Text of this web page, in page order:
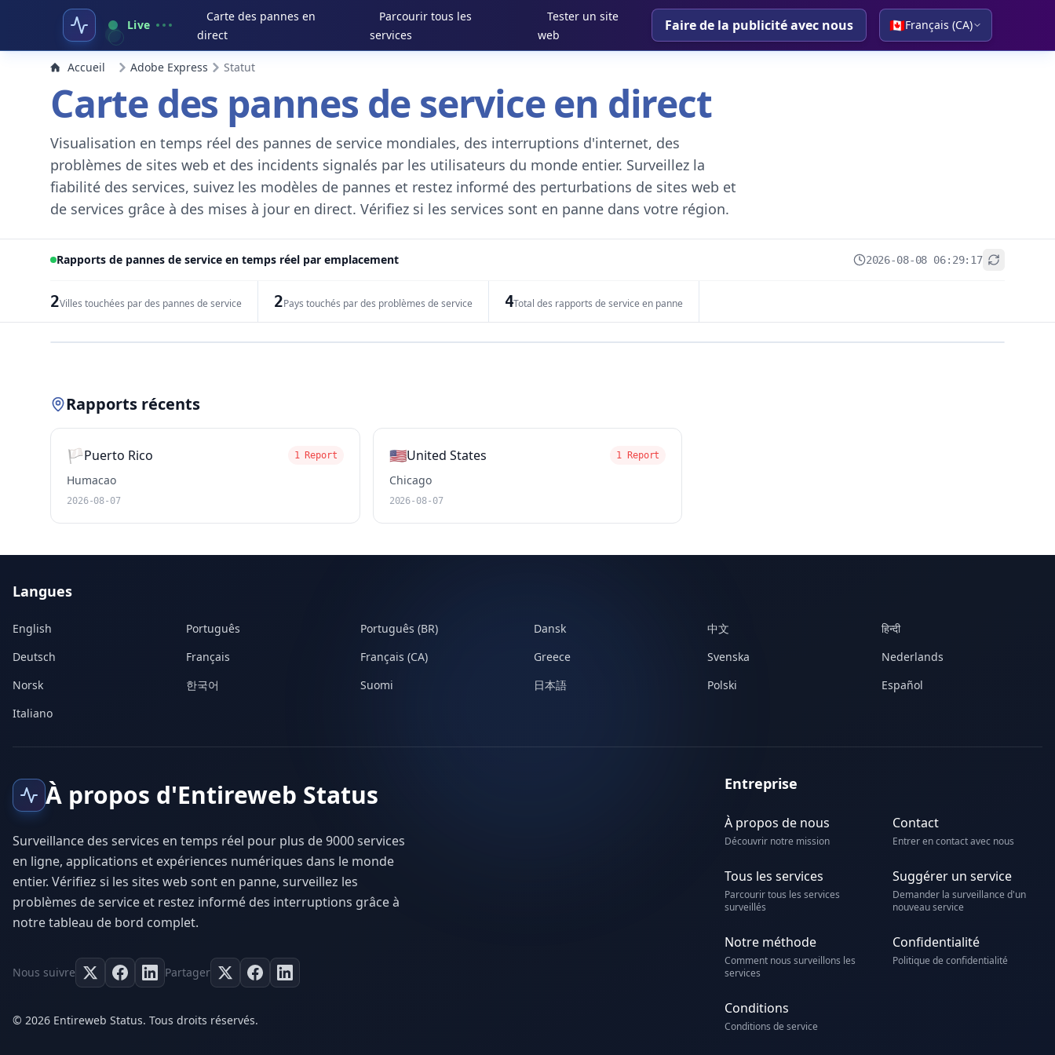
Live
Carte des pannes en
direct
Parcourir tous les
services
Tester un site
web
Faire de la publicité avec nous 🇨🇦Français (CA)
Accueil Adobe Express Statut
Carte des pannes de service en direct
Visualisation en temps réel des pannes de service mondiales, des interruptions d'internet, des
problèmes de sites web et des incidents signalés par les utilisateurs du monde entier. Surveillez la
fiabilité des services, suivez les modèles de pannes et restez informé des perturbations de sites web et
de services grâce à des mises à jour en direct. Vérifiez si les services sont en panne dans votre région.
Rapports de pannes de service en temps réel par emplacement 2026-08-08 06:29:17
2Villes touchées par des pannes de service 2Pays touchés par des problèmes de service 4Total des rapports de service en panne
Rapports récents
🏳️Puerto Rico 1 Report
Humacao
2026-08-07
🇺🇸United States 1 Report
Chicago
2026-08-07
Langues
English Português Português (BR) Dansk 中文
हिन्दी
Deutsch
Français Français (CA) Greece Svenska
Nederlands
Norsk
한국어 Suomi 日本語 Polski
Español
Italiano
À propos d'Entireweb Status
Surveillance des services en temps réel pour plus de 9000 services
en ligne, applications et expériences numériques dans le monde
entier. Vérifiez si les sites web sont en panne, surveillez les
problèmes de service et restez informé des interruptions grâce à
notre tableau de bord complet.
Nous suivre Partager
© 2026 Entireweb Status. Tous droits réservés.
Entreprise
À propos de nous
Découvrir notre mission
Contact
Entrer en contact avec nous
Tous les services
Parcourir tous les services
surveillés
Suggérer un service
Demander la surveillance d'un
nouveau service
Notre méthode
Comment nous surveillons les
services
Confidentialité
Politique de confidentialité
Conditions
Conditions de service